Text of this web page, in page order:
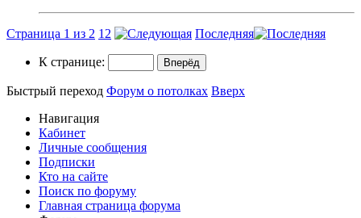
Страница 1 из 2 1 2 Последняя
К странице:
Быстрый переход Форум о потолках Вверх
Навигация
Кабинет
Личные сообщения
Подписки
Кто на сайте
Поиск по форуму
Главная страница форума